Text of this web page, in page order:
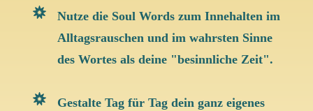
Nutze die Soul Words zum Innehalten im
Alltagsrauschen und im wahrsten Sinne
des Wortes als deine "besinnliche Zeit".
Gestalte Tag für Tag dein ganz eigenes